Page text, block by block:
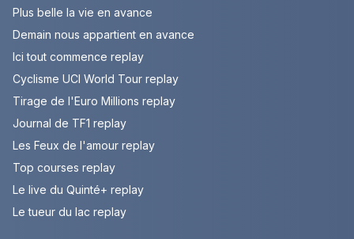
Plus belle la vie en avance
Demain nous appartient en avance
Ici tout commence replay
Cyclisme UCI World Tour replay
Tirage de l'Euro Millions replay
Journal de TF1 replay
Les Feux de l'amour replay
Top courses replay
Le live du Quinté+ replay
Le tueur du lac replay